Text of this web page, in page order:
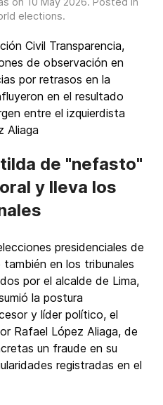
elections.
Civil Transparencia,
de observación en
por retrasos en la
en el resultado
entre el izquierdista
Aliaga
de "nefasto"
y lleva los
presidenciales de
en los tribunales
por el alcalde de Lima,
la postura
y líder político, el
Rafael López Aliaga, de
un fraude en su
registradas en el